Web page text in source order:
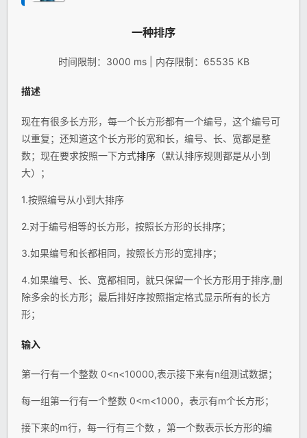
一种排序
时间限制：3000 ms | 内存限制：65535 KB
描述
现在有很多长方形，每一个长方形都有一个编号，这个编号可
以重复；还知道这个长方形的宽和长，编号、长、宽都是整
数；现在要求按照一下方式排序 （默认排序规则都是从小到
大）；
1.按照编号从小到大排序
2.对于编号相等的长方形，按照长方形的长排序；
3.如果编号和长都相同，按照长方形的宽排序；
4.如果编号、长、宽都相同，就只保留一个长方形用于排序,删
除多余的长方形；最后排好序按照指定格式显示所有的长方
形；
输入
第一行有一个整数 0<n<10000,表示接下来有n组测试数据；
每一组第一行有一个整数 0<m<1000，表示有m个长方形；
接下来的m行，每一行有三个数 ，第一个数表示长方形的编